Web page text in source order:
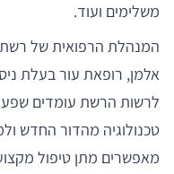
משלימים ועוד.
המנהלת הרפואית של
לרשות הרשת עומדים שפע
טכנולוגיה מהדור החדש
מאפשרים מתן טיפול